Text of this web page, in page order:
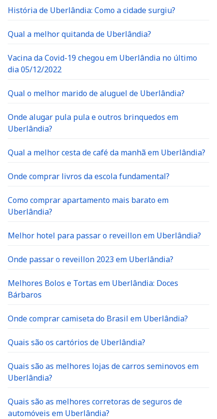
História de Uberlândia: Como a cidade surgiu?
Qual a melhor quitanda de Uberlândia?
Vacina da Covid-19 chegou em Uberlândia no último
dia 05/12/2022
Qual o melhor marido de aluguel de Uberlândia?
Onde alugar pula pula e outros brinquedos em
Uberlândia?
Qual a melhor cesta de café da manhã em Uberlândia?
Onde comprar livros da escola fundamental?
Como comprar apartamento mais barato em
Uberlândia?
Melhor hotel para passar o reveillon em Uberlândia?
Onde passar o reveillon 2023 em Uberlândia?
Melhores Bolos e Tortas em Uberlândia: Doces
Bárbaros
Onde comprar camiseta do Brasil em Uberlândia?
Quais são os cartórios de Uberlândia?
Quais são as melhores lojas de carros seminovos em
Uberlândia?
Quais são as melhores corretoras de seguros de
automóveis em Uberlândia?